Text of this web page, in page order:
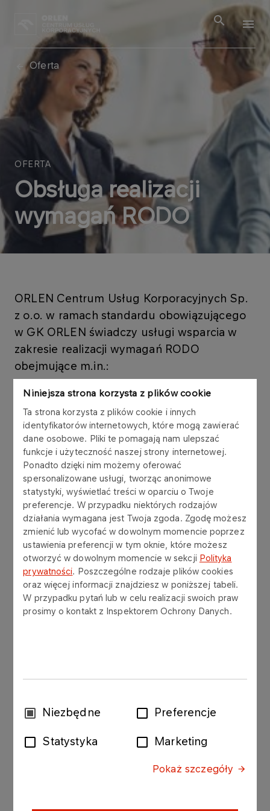
Niniejsza strona korzysta z plików cookie
Ta strona korzysta z plików cookie i innych
identyfikatorów internetowych, które mogą zawierać
dane osobowe. Pliki te pomagają nam ulepszać
funkcje i użyteczność naszej strony internetowej.
Ponadto dzięki nim możemy oferować
spersonalizowane usługi, tworząc anonimowe
statystyki, wyświetlać treści w oparciu o Twoje
preferencje. W przypadku niektórych rodzajów
działania wymagana jest Twoja zgoda. Zgodę możesz
zmienić lub wycofać w dowolnym momencie poprzez
ustawienia preferencji w tym oknie, które możesz
otworzyć w dowolnym momencie w sekcji Polityka
prywatności. Poszczególne rodzaje plików cookies
oraz więcej informacji znajdziesz w poniższej tabeli.
W przypadku pytań lub w celu realizacji swoich praw
prosimy o kontakt z Inspektorem Ochrony Danych.
WybórNiezbędne Preferencje
Statystyka Marketing
Pokaż szczegóły
Oferta
OFERTA
Obsługa realizacji
wymagań RODO
ORLEN Centrum Usług Korporacyjnych Sp.
z o.o. w ramach standardu obowiązującego
w GK ORLEN świadczy usługi wsparcia w
zakresie realizacji wymagań RODO
obejmujące m.in.:
przegląd kompletności i aktualności
dotychczasowej dokumentacji RODO w
Spółce przyjmowanej do obsługi,
bieżącą weryfikację i opiniowanie zarządzeń i
umów zawieranych przez obsługiwaną
Spółkę,
nadzór nad procesem nadawania upoważnień,
prowadzenie i aktualizację rejestrów
wymaganych przepisami i regulacjami
wewnętrznymi z zakresu ochrony danych
osobowych,
danych (DPIA),
ochrony danych osobowych,
prowadzenie audytów i kontroli, zgodnie z
reprezentowanie obsługiwanej Spółki na
Ochrony Danych Osobowych,